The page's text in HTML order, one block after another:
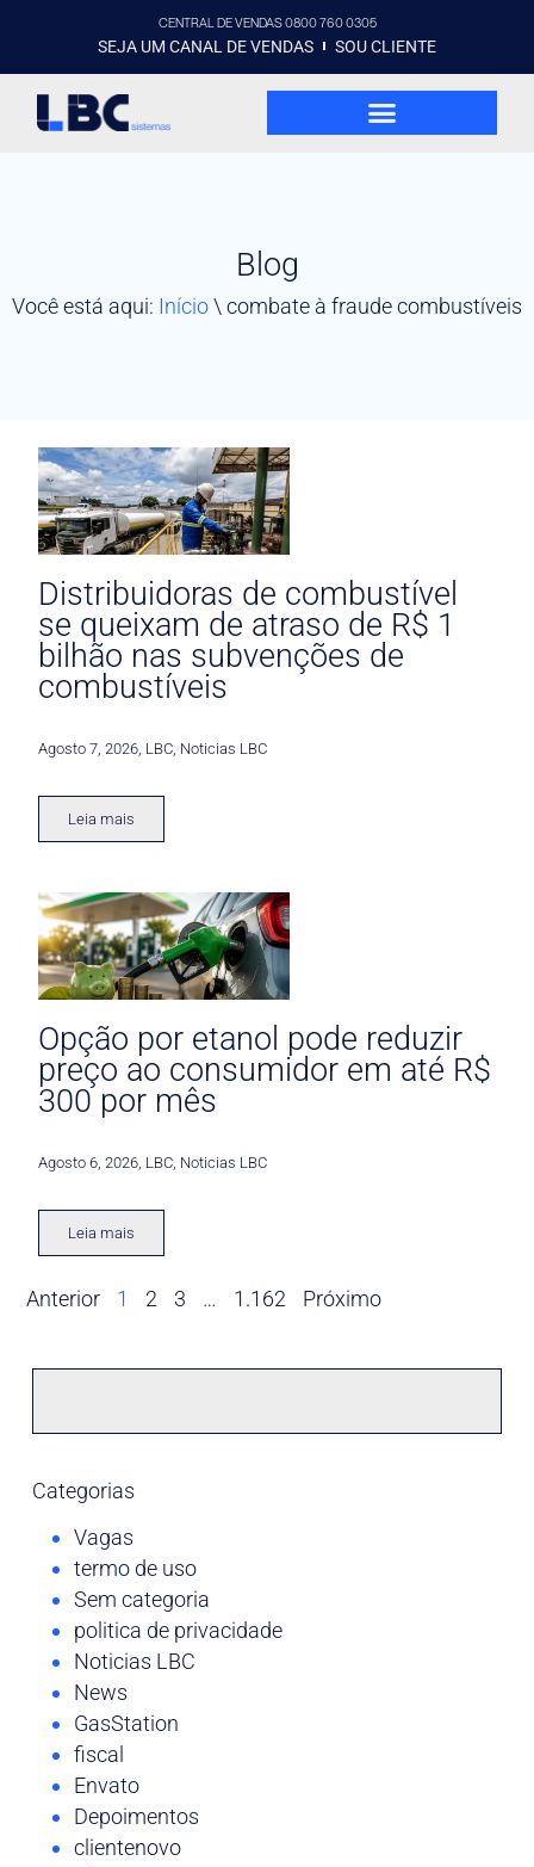
CENTRAL DE VENDAS 0800 760 0305
SEJA UM CANAL DE VENDAS SOU CLIENTE
Blog
Você está aqui: Início\ combate à fraude combustíveis
Distribuidoras de combustível
se queixam de atraso de R$ 1
bilhão nas subvenções de
combustíveis
Agosto 7, 2026 LBC Noticias LBC
Leia mais
Opção por etanol pode reduzir
preço ao consumidor em até R$
300 por mês
Agosto 6, 2026 LBC Noticias LBC
Leia mais
Anterior 1 2 3 … 1.162 Próximo
Categorias
Vagas
termo de uso
Sem categoria
politica de privacidade
Noticias LBC
News
GasStation
fiscal
Envato
Depoimentos
clientenovo